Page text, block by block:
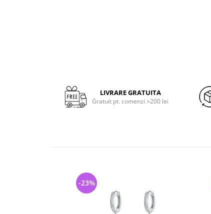
LIVRARE GRATUITA
Gratuit pt. comenzi >200 lei
-23%